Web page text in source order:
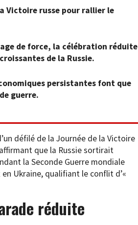
Victoire russe pour rallier le
de force, la célébration réduite
de la Russie.
persistantes font que
guerre.
défilé de la Journée de la Victoire
que la Russie sortirait
la Seconde Guerre mondiale
Ukraine, qualifiant le conflit d’«
réduite